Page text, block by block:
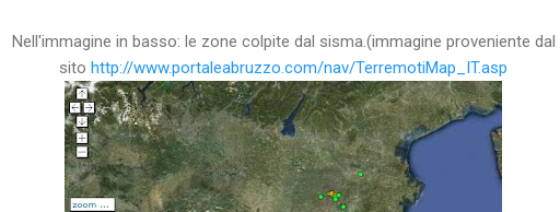
Nell'immagine in basso: le zone colpite dal sisma.(immagine proveniente dal
sito http://www.portaleabruzzo.com/nav/TerremotiMap_IT.asp